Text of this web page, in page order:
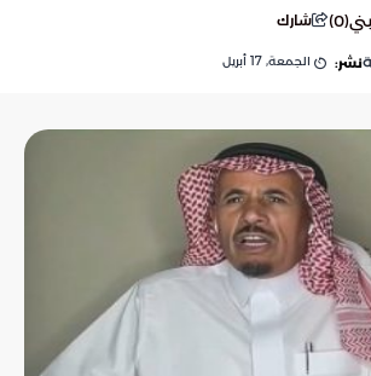
(
0
) شارك
نشر: الجمعة, 17 أبريل